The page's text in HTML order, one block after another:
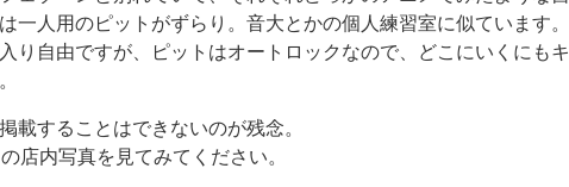
一人用のピットがずらり。音大とかの個人練習室に似ています。
り自由ですが、ピットはオートロックなので、どこにいくにもキ
載することはできないのが残念。
店内写真を見てみてください。